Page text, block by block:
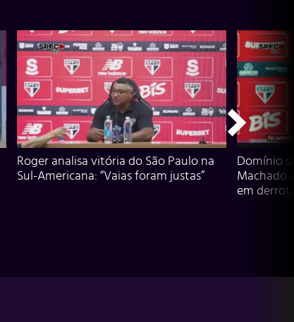
Roger analisa vitória do São Paulo na
Sul-Americana: “Vaias foram justas”
Domínio
Machado
em